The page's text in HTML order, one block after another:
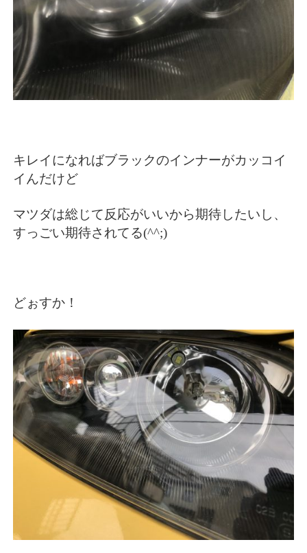
キレイになればブラックのインナーがカッコイ
イんだけど
マツダは総じて反応がいいから期待したいし、
すっごい期待されてる(^^;)
どぉすか！